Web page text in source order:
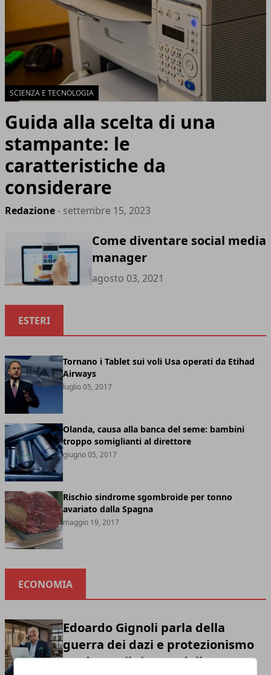
SCIENZA E TECNOLOGIA
Guida alla scelta di una
stampante: le
caratteristiche da
considerare
Redazione- settembre 15, 2023
Come diventare social media
manager
agosto 03, 2021
ESTERI
Tornano i Tablet sui voli Usa operati da Etihad
Airways
luglio 05, 2017
Olanda, causa alla banca del seme: bambini
troppo somiglianti al direttore
giugno 05, 2017
Rischio sindrome sgombroide per tonno
avariato dalla Spagna
maggio 19, 2017
ECONOMIA
Edoardo Gignoli parla della
guerra dei dazi e protezionismo
moderno: il ritorno della